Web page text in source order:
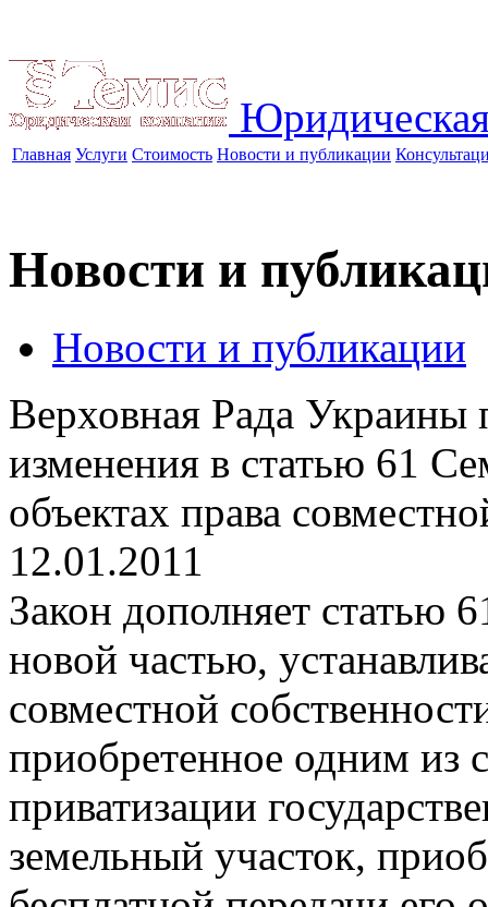
Главная Услуги Стоимость Новости и публикации
Новости и
Новости и публикации
Верховная Рада Украины
изменения в статью 61
объектах права
12.01.2011
Закон дополняет статью
новой частью,
совместной
приобретенное одним из
приватизации
земельный участок,